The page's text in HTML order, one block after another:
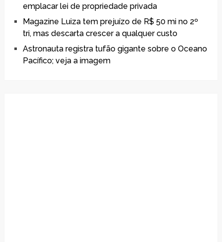
emplacar lei de propriedade privada
Magazine Luiza tem prejuízo de R$ 50 mi no 2º
tri, mas descarta crescer a qualquer custo
Astronauta registra tufão gigante sobre o Oceano
Pacífico; veja a imagem